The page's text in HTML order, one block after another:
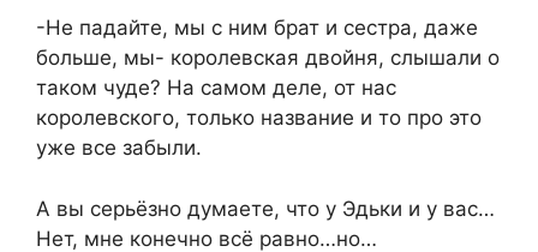
-Не падайте, мы с ним брат и сестра, даже
больше, мы- королевская двойня, слышали о
таком чуде? На самом деле, от нас
королевского, только название и то про это
уже все забыли.
А вы серьёзно думаете, что у Эдьки и у вас…
Нет, мне конечно всё равно…но…